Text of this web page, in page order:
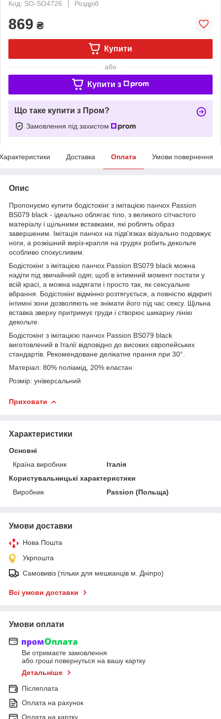
Код: SO-SO4726
Роздріб
869 ₴
Купити
або
Купити з
Що таке купити з Пром?
Замовлення під захистом
Доставка Оплата Умови повернення
Опис
Пропонуємо купити бодістокінг з імітацією панчох Passion
BS079 black - ідеально облягає тіло, з великого сітчастого
матеріалу і щільними вставками, які роблять образ
завершеним. Імітація панчох на підв'язках візуально подовжує
ноги, а розкішний виріз-крапля на грудях робить декольте
особливо спокусливим.
Бодістокінг з імітацією панчох Passion BS079 black можна
надіти під звичайний одяг, щоб в інтимний момент постати у
всій красі, а можна надягати і просто так, як сексуальне
вбрання. Бодістокінг відмінно розтягується, а повністю відкриті
інтимні зони дозволяють не знімати його під час сексу. Щільна
вставка зверху притримує груди і створює шикарну лінію
декольте.
Бодістокінг з імітацією панчох Passion BS079 black
виготовлений в Італії відповідно до високих європейських
стандартів. Рекомендоване делікатне прання при 30°.
Матеріал: 80% поліамід, 20% еластан
Розмір: універсальний
Приховати
Характеристики
Основні
Країна виробник
Італія
Користувальницькі характеристики
Виробник
Passion (Польща)
Умови доставки
Нова Пошта
Укрпошта
Самовивіз (тільки для мешканців м. Дніпро)
Всі умови доставки
Умови оплати
Ви отримаєте замовлення
або гроші повернуться на вашу картку
Детальніше
Післяплата
Оплата на рахунок
Оплата на картку